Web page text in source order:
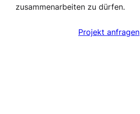
zusammenarbeiten zu dürfen.
Projekt anfragen